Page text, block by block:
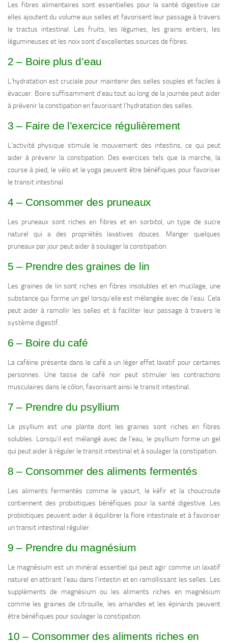
Les fibres alimentaires sont essentielles pour la santé digestive car
elles ajoutent du volume aux selles et favorisent leur passage à travers
le tractus intestinal. Les fruits, les légumes, les grains entiers, les
légumineuses et les noix sont d’excellentes sources de fibres.
2 – Boire plus d’eau
L’hydratation est cruciale pour maintenir des selles souples et faciles à
évacuer. Boire suffisamment d’eau tout au long de la journée peut aider
à prévenir la constipation en favorisant l’hydratation des selles.
3 – Faire de l’exercice régulièrement
L’activité physique stimule le mouvement des intestins, ce qui peut
aider à prévenir la constipation. Des exercices tels que la marche, la
course à pied, le vélo et le yoga peuvent être bénéfiques pour favoriser
le transit intestinal.
4 – Consommer des pruneaux
Les pruneaux sont riches en fibres et en sorbitol, un type de sucre
naturel qui a des propriétés laxatives douces. Manger quelques
pruneaux par jour peut aider à soulager la constipation.
5 – Prendre des graines de lin
Les graines de lin sont riches en fibres insolubles et en mucilage, une
substance qui forme un gel lorsqu’elle est mélangée avec de l’eau. Cela
peut aider à ramollir les selles et à faciliter leur passage à travers le
système digestif.
6 – Boire du café
La caféine présente dans le café a un léger effet laxatif pour certaines
personnes. Une tasse de café noir peut stimuler les contractions
musculaires dans le côlon, favorisant ainsi le transit intestinal.
7 – Prendre du psyllium
Le psyllium est une plante dont les graines sont riches en fibres
solubles. Lorsqu’il est mélangé avec de l’eau, le psyllium forme un gel
qui peut aider à réguler le transit intestinal et à soulager la constipation.
8 – Consommer des aliments fermentés
Les aliments fermentés comme le yaourt, le kéfir et la choucroute
contiennent des probiotiques bénéfiques pour la santé digestive. Les
probiotiques peuvent aider à équilibrer la flore intestinale et à favoriser
un transit intestinal régulier.
9 – Prendre du magnésium
Le magnésium est un minéral essentiel qui peut agir comme un laxatif
naturel en attirant l’eau dans l’intestin et en ramollissant les selles. Les
suppléments de magnésium ou les aliments riches en magnésium
comme les graines de citrouille, les amandes et les épinards peuvent
être bénéfiques pour soulager la constipation.
10 – Consommer des aliments riches en